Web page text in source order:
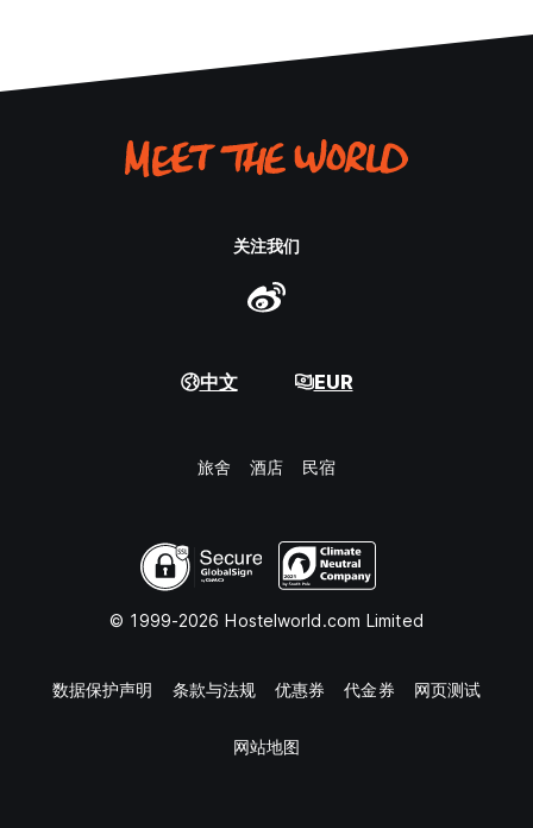
关注我们
中文 EUR
旅舍 酒店 民宿
© 1999-2026 Hostelworld.com Limited
数据保护声明 条款与法规 优惠券 代金券 网页测试
网站地图